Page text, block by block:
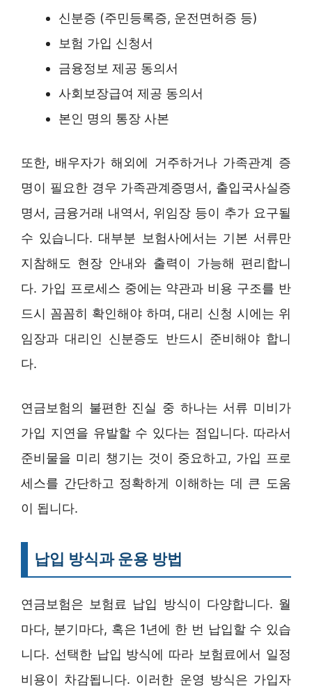
신분증 (주민등록증, 운전면허증 등)
보험 가입 신청서
금융정보 제공 동의서
사회보장급여 제공 동의서
본인 명의 통장 사본
또한, 배우자가 해외에 거주하거나 가족관계 증
명이 필요한 경우 가족관계증명서, 출입국사실증
명서, 금융거래 내역서, 위임장 등이 추가 요구될
수 있습니다. 대부분 보험사에서는 기본 서류만
지참해도 현장 안내와 출력이 가능해 편리합니
다. 가입 프로세스 중에는 약관과 비용 구조를 반
드시 꼼꼼히 확인해야 하며, 대리 신청 시에는 위
임장과 대리인 신분증도 반드시 준비해야 합니
다.
연금보험의 불편한 진실 중 하나는 서류 미비가
가입 지연을 유발할 수 있다는 점입니다. 따라서
준비물을 미리 챙기는 것이 중요하고, 가입 프로
세스를 간단하고 정확하게 이해하는 데 큰 도움
이 됩니다.
납입 방식과 운용 방법
연금보험은 보험료 납입 방식이 다양합니다. 월
마다, 분기마다, 혹은 1년에 한 번 납입할 수 있습
니다. 선택한 납입 방식에 따라 보험료에서 일정
비용이 차감됩니다. 이러한 운영 방식은 가입자